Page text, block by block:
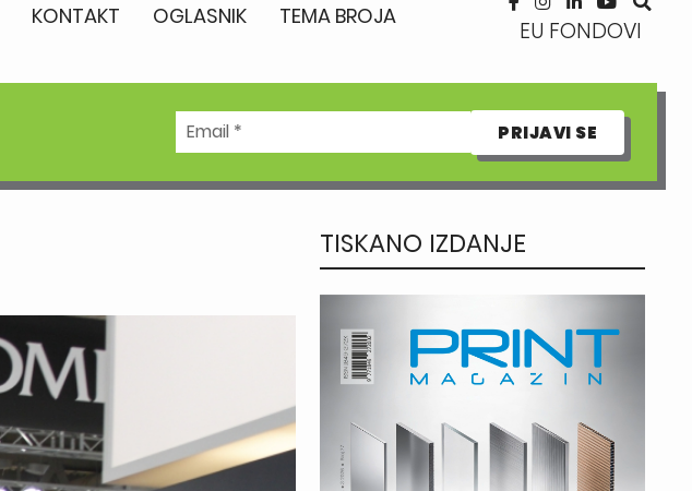
KONTAKT OGLASNIK TEMA BROJA
EU FONDOVI
TISKANO IZDANJE